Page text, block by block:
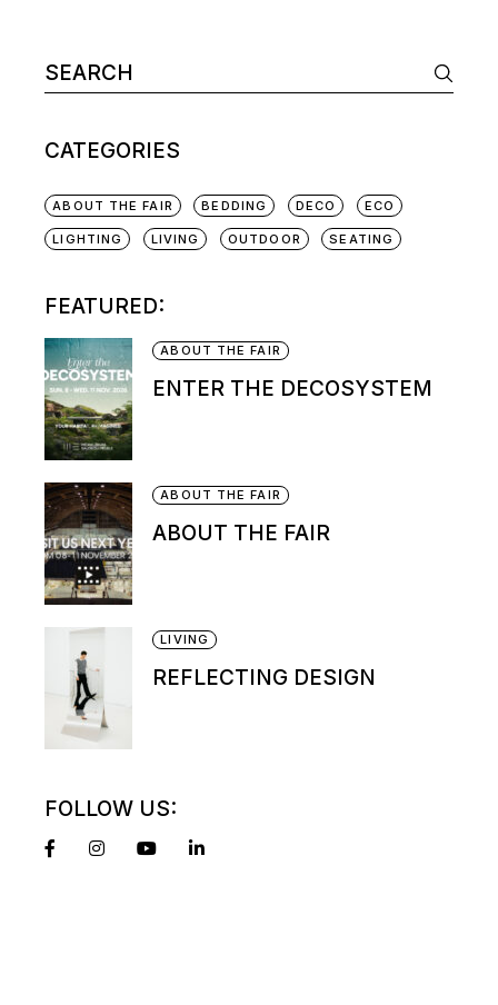
CATEGORIES
ABOUT THE FAIR BEDDING DECO ECO
LIGHTING LIVING OUTDOOR SEATING
FEATURED:
ABOUT THE FAIR
ENTER THE DECOSYSTEM
ABOUT THE FAIR
ABOUT THE FAIR
LIVING
REFLECTING DESIGN
FOLLOW US: